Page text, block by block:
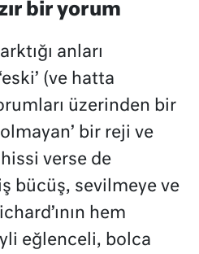
bir yorum
anları
(ve hatta
üzerinden bir
bir reji ve
verse de
bücüş, sevilmeye ve
hem
eğlenceli, bolca